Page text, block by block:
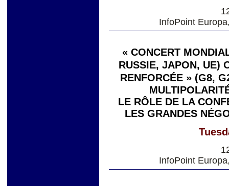
InfoPoint
« CONCERT
RUSSIE, JAPON, UE)
RENFORCÉE » (G8,
LE RÔLE DE LA
LES GRANDES
InfoPoint